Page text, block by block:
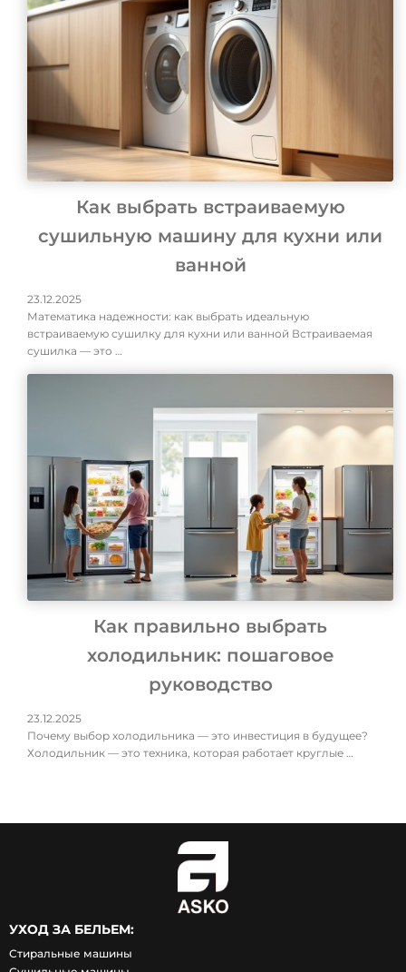
Как выбрать встраиваемую
сушильную машину для кухни или
ванной
23.12.2025
Математика надежности: как выбрать идеальную
встраиваемую сушилку для кухни или ванной Встраиваемая
сушилка — это …
Как правильно выбрать
холодильник: пошаговое
руководство
23.12.2025
Почему выбор холодильника — это инвестиция в будущее?
Холодильник — это техника, которая работает круглые …
УХОД ЗА БЕЛЬЕМ:
Стиральные машины